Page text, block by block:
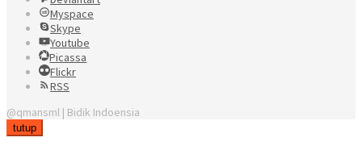
Myspace
Skype
Youtube
Picassa
Flickr
RSS
@qmansml | Bidik Indoensia
tutup